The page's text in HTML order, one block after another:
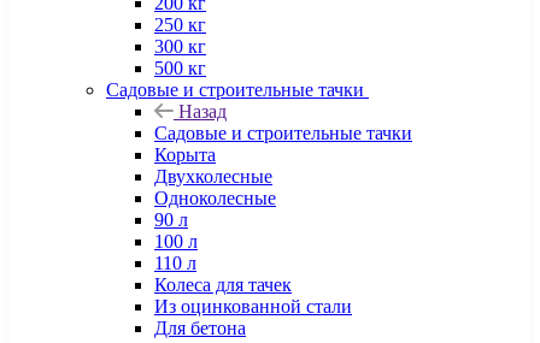
250 кг
300 кг
500 кг
Садовые и строительные тачки
Назад
Садовые и строительные тачки
Корыта
Двухколесные
Одноколесные
90 л
100 л
110 л
Колеса для тачек
Из оцинкованной стали
Для бетона